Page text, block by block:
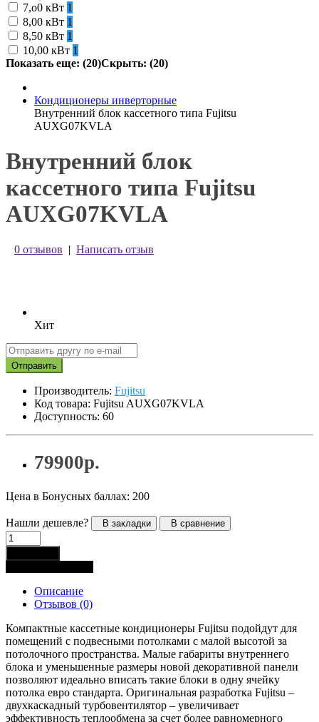
7,o0 кВт 1
8,00 кВт 1
8,50 кВт 1
10,00 кВт 1
Показать еще: (20)Скрыть: (20)
Кондиционеры инверторные
Внутренний блок кассетного типа Fujitsu
AUXG07KVLA
Внутренний блок
кассетного типа Fujitsu
AUXG07KVLA
0 отзывов | Написать отзыв
Хит
Отправить
Производитель: Fujitsu
Код товара: Fujitsu AUXG07KVLA
Доступность: 60
79900р.
Цена в Бонусных баллах: 200
Нашли дешевле? В закладки В сравнение
Описание
Отзывов (0)
Компактные кассетные кондиционеры Fujitsu подойдут для
помещений с подвесными потолками с малой высотой за
потолочного пространства. Малые габариты внутреннего
блока и уменьшенные размеры новой декоративной панели
позволяют идеально вписать такие блоки в одну ячейку
потолка евро стандарта. Оригинальная разработка Fujitsu –
двухкаскадный турбовентилятор – увеличивает
эффективность теплообмена за счет более равномерного